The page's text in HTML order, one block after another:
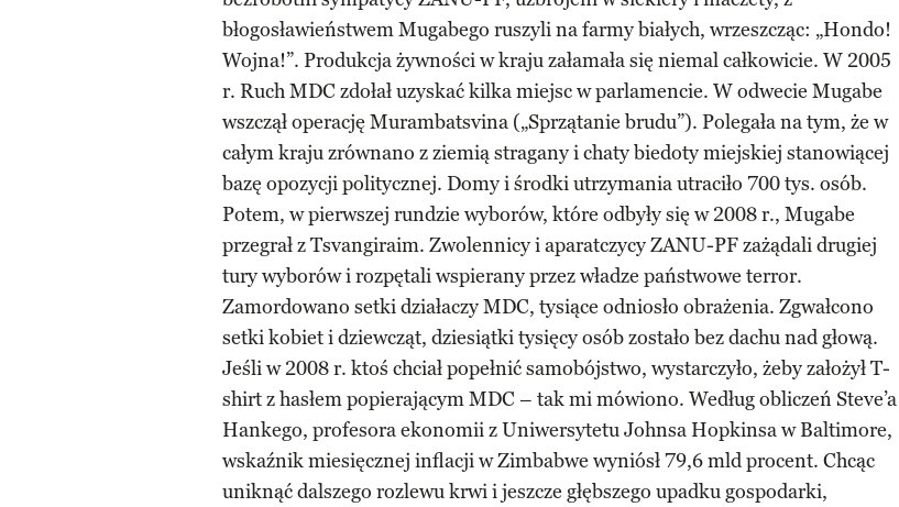
błogosławieństwem Mugabego ruszyli na farmy białych, wrzeszcząc: „Hondo!
Wojna!”. Produkcja żywności w kraju załamała się niemal całkowicie. W 2005
r. Ruch MDC zdołał uzyskać kilka miejsc w parlamencie. W odwecie Mugabe
wszczął operację Murambatsvina („Sprzątanie brudu”). Polegała na tym, że w
całym kraju zrównano z ziemią stragany i chaty biedoty miejskiej stanowiącej
bazę opozycji politycznej. Domy i środki utrzymania utraciło 700 tys. osób.
Potem, w pierwszej rundzie wyborów, które odbyły się w 2008 r., Mugabe
przegrał z Tsvangiraim. Zwolennicy i aparatczycy ZANU-PF zażądali drugiej
tury wyborów i rozpętali wspierany przez władze państwowe terror.
Zamordowano setki działaczy MDC, tysiące odniosło obrażenia. Zgwałcono
setki kobiet i dziewcząt, dziesiątki tysięcy osób zostało bez dachu nad głową.
Jeśli w 2008 r. ktoś chciał popełnić samobójstwo, wystarczyło, żeby założył T-
shirt z hasłem popierającym MDC – tak mi mówiono. Według obliczeń Steve’a
Hankego, profesora ekonomii z Uniwersytetu Johnsa Hopkinsa w Baltimore,
wskaźnik miesięcznej inflacji w Zimbabwe wyniósł 79,6 mld procent. Chcąc
uniknąć dalszego rozlewu krwi i jeszcze głębszego upadku gospodarki,